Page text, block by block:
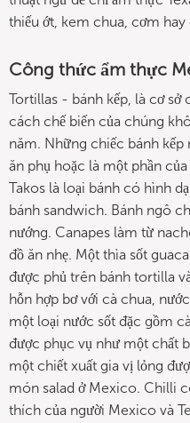
thiếu ớt, kem chua, cơm hay
Công thức ẩm thực
Tortillas - bánh kếp, là cơ
cách chế biến của chúng
năm. Những chiếc bánh
ăn phụ hoặc là một phần
Takos là loại bánh có hình
bánh sandwich. Bánh ngô
nướng. Canapes làm từ
đồ ăn nhẹ. Một thìa sốt
được phủ trên bánh tortilla
hỗn hợp bơ với cà chua,
một loại nước sốt đặc gồm
được phục vụ như một chất
một chiết xuất gia vị lỏng
món salad ở Mexico. Chilli
thích của người Mexico và